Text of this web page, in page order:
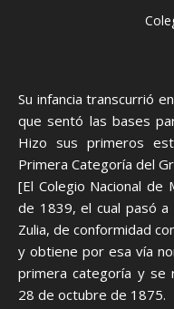
Su infancia transcurrió
que sentó las bases
Hizo sus primeros
Primera Categoría del
[El Colegio Nacional de
de 1839, el cual pasó a
Zulia, de conformidad
y obtiene por esa vía
primera categoría y se
28 de octubre de 1875.